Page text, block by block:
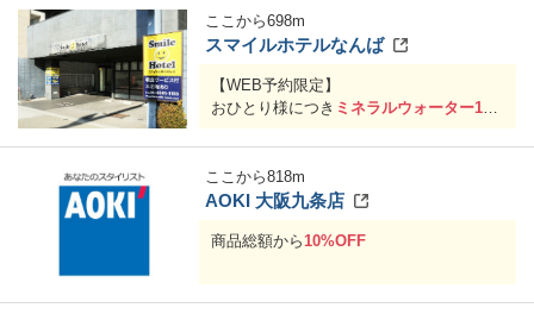
ここから698m
スマイルホテルなんば
【WEB予約限定】
おひとり様につき ミネラルウォーター1ボ
※予約登録情報の「お問い合わせ」項目
にタイムズクラブ会員である旨、タイム
ここから818m
AOKI 大阪九条店
商品総額から10%OFF